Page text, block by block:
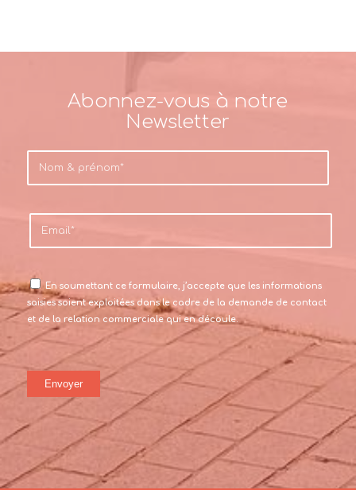
Abonnez-vous à notre
Newsletter
En soumettant ce formulaire, j’accepte que les informations
saisies soient exploitées dans le cadre de la demande de contact
et de la relation commerciale qui en découle.